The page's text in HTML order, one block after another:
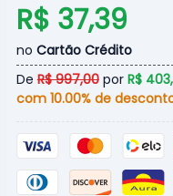
R$ 37,39
no Cartão Crédito
DeR$ 997,00por R$
com 10.00% de